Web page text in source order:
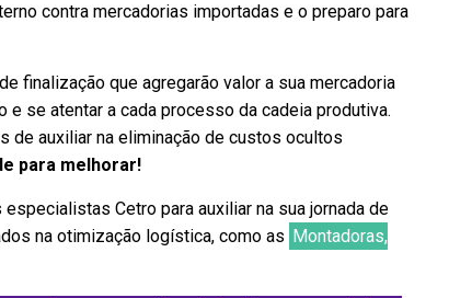
contra mercadorias importadas e o preparo para
finalização que agregarão valor a sua mercadoria
se atentar a cada processo da cadeia produtiva.
de auxiliar na eliminação de custos ocultos
para melhorar!
Cetro para auxiliar na sua jornada de
na otimização logística, como as Montadoras,